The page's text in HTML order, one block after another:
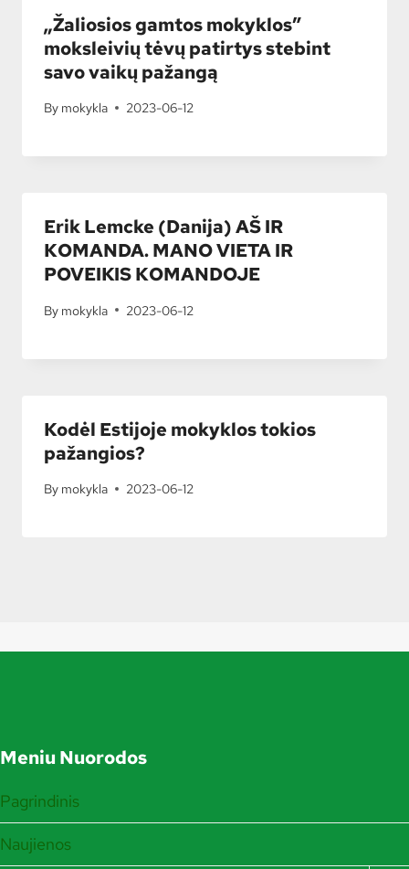
„Žaliosios gamtos mokyklos”
moksleivių tėvų patirtys stebint
savo vaikų pažangą
By mokykla 2023-06-12
Erik Lemcke (Danija) AŠ IR
KOMANDA. MANO VIETA IR
POVEIKIS KOMANDOJE
By mokykla 2023-06-12
Kodėl Estijoje mokyklos tokios
pažangios?
By mokykla 2023-06-12
Meniu Nuorodos
Pagrindinis
Naujienos